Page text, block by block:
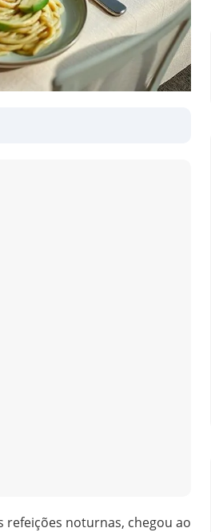
refeições noturnas, chegou ao